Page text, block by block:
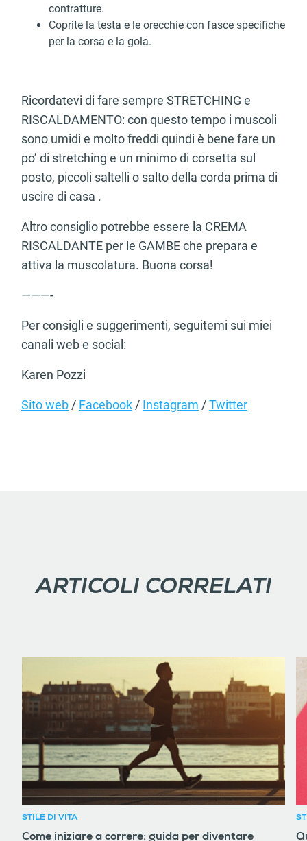
contratture.
Coprite la testa e le orecchie con fasce specifiche
per la corsa e la gola.
Ricordatevi di fare sempre STRETCHING e
RISCALDAMENTO: con questo tempo i muscoli
sono umidi e molto freddi quindi è bene fare un
po’ di stretching e un minimo di corsetta sul
posto, piccoli saltelli o salto della corda prima di
uscire di casa .
Altro consiglio potrebbe essere la CREMA
RISCALDANTE per le GAMBE che prepara e
attiva la muscolatura. Buona corsa!
———-
Per consigli e suggerimenti, seguitemi sui miei
canali web e social:
Karen Pozzi
Sito web/ Facebook/ Instagram /Twitter
ARTICOLI CORRELATI
STILE DI VITA
Come iniziare a correre: guida per diventare